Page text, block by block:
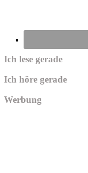
Ich lese gerade
Ich höre gerade
Werbung